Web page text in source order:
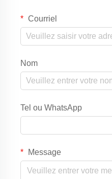
Courriel
Nom
Tel ou WhatsApp
Message